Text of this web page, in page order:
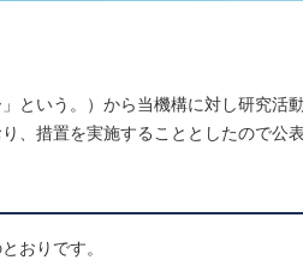
という。）から当機構に対し研究活
、措置を実施することとしたので公表
おりです。